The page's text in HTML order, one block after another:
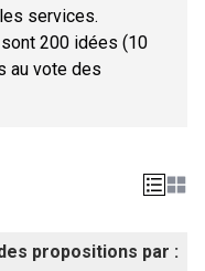
services.
200 idées (10
au vote des
propositions par :